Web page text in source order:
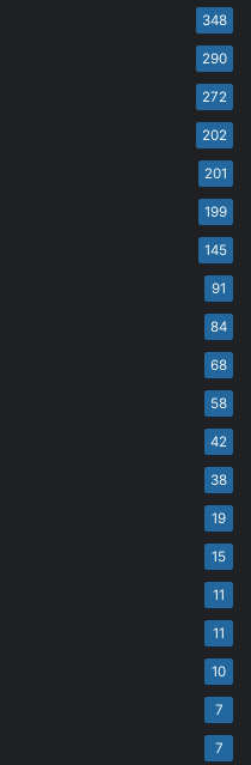
348
290
272
202
201
199
145
91
84
68
58
42
38
19
15
11
11
10
7
7